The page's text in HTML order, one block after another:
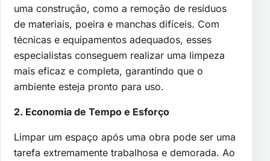
uma construção, como a remoção de resíduos
de materiais, poeira e manchas difíceis. Com
técnicas e equipamentos adequados, esses
especialistas conseguem realizar uma limpeza
mais eficaz e completa, garantindo que o
ambiente esteja pronto para uso.
2. Economia de Tempo e Esforço
Limpar um espaço após uma obra pode ser uma
tarefa extremamente trabalhosa e demorada. Ao